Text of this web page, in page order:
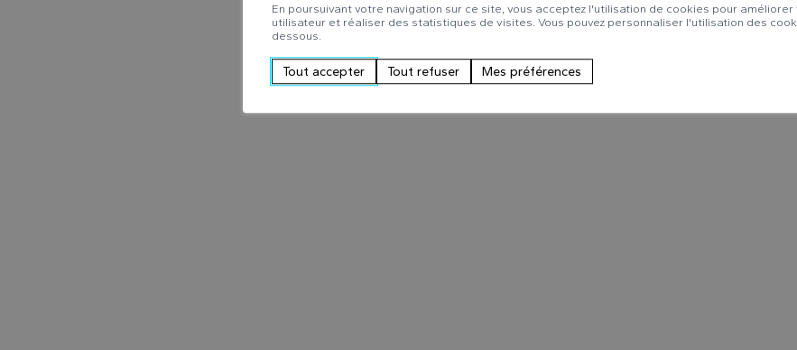
En poursuivant votre navigation sur ce site, vous acceptez l'utilisation de cookies pour
utilisateur et réaliser des statistiques de visites. Vous pouvez personnaliser l'utilisation des
dessous.
Tout accepter Tout refuser Mes préférences